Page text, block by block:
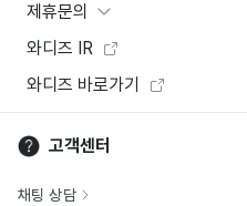
제휴문의
와디즈 IR
와디즈 바로가기
고객센터
채팅 상담